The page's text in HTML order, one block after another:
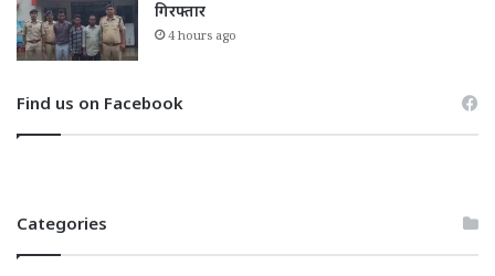
गिरफ्तार
4 hours ago
Find us on Facebook
Categories